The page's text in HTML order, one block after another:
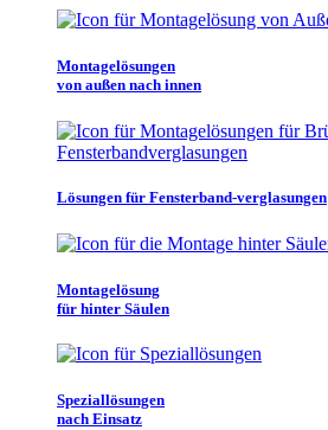
Montagelösungen
von außen nach innen
Lösungen für Fensterband-verglasungen
Montagelösung
für hinter Säulen
Speziallösungen
nach Einsatz